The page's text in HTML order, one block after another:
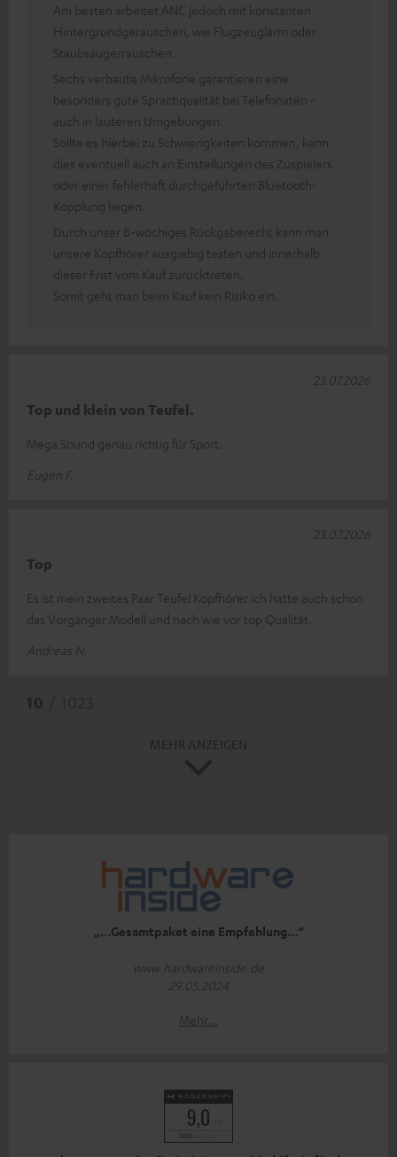
Am besten arbeitet ANC jedoch mit konstanten
Hintergrundgeräuschen, wie Flugzeuglärm oder
Staubsaugerrauschen.
Sechs verbaute Mikrofone garantieren eine
besonders gute Sprachqualität bei Telefonaten -
auch in lauteren Umgebungen.
Sollte es hierbei zu Schwierigkeiten kommen, kann
dies eventuell auch an Einstellungen des Zuspielers
oder einer fehlerhaft durchgeführten Bluetooth-
Kopplung liegen.
Durch unser 8-wöchiges Rückgaberecht kann man
unsere Kopfhörer ausgiebig testen und innerhalb
dieser Frist vom Kauf zurücktreten.
Somit geht man beim Kauf kein Risiko ein.
Top und klein von Teufel.
Mega Sound genau richtig für Sport.
Eugen F.
23.07.2026
Top
Es ist mein zweites Paar Teufel Kopfhörer ich hatte auch schon
das Vorgänger Modell und nach wie vor top Qualität.
Andreas N.
23.07.2026
„…Gesamtpaket eine Empfehlung…“
www.hardwareinside.de
29.05.2024
Mehr...